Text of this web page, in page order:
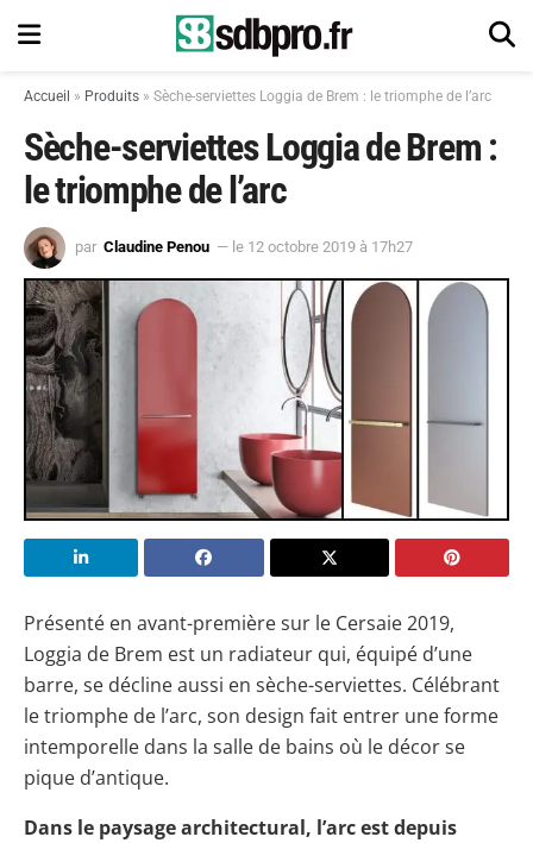
Accueil » Produits » Sèche-serviettes Loggia de Brem : le triomphe de l’arc
Sèche-serviettes Loggia de Brem :
le triomphe de l’arc
par Claudine Penou — le 12 octobre 2019 à 17h27
Présenté en avant-première sur le Cersaie 2019,
Loggia de Brem est un radiateur qui, équipé d’une
barre, se décline aussi en sèche-serviettes. Célébrant
le triomphe de l’arc, son design fait entrer une forme
intemporelle dans la salle de bains où le décor se
pique d’antique.
Dans le paysage architectural, l’arc est depuis